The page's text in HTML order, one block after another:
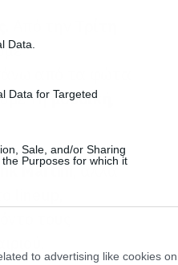
Data.
Data for Targeted
Sale, and/or Sharing
Purposes for which it
to advertising like cookies on
τημουσική
Martini, αλλά